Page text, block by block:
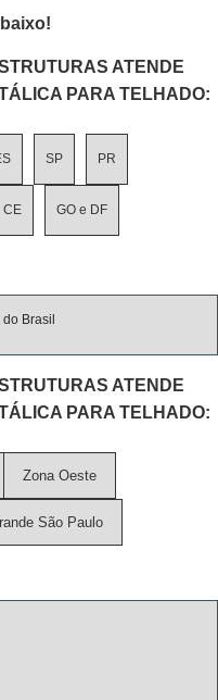
ATENDE
PARA TELHADO:
SP PR
CE GO e DF
Brasil
ATENDE
PARA TELHADO:
Zona Oeste
São Paulo